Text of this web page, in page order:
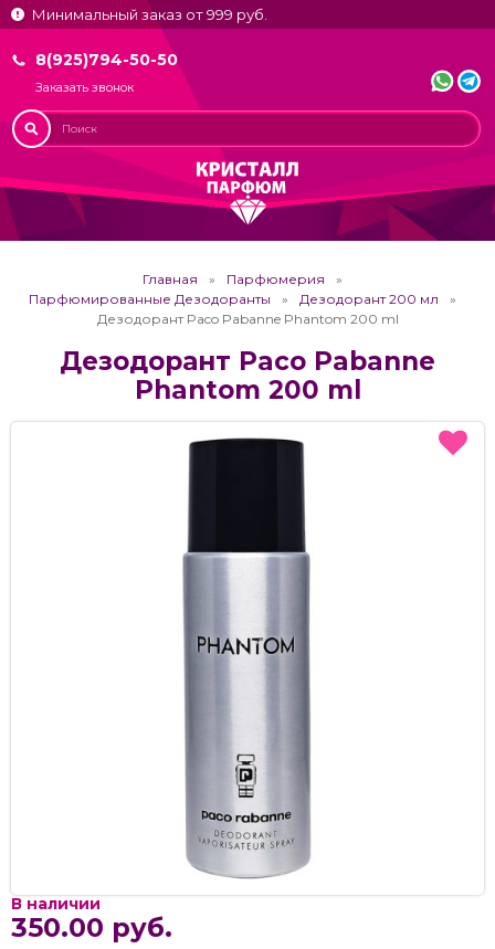
Минимальный заказ от 999 руб.
8(925)794-50-50
Заказать звонок
Главная
Парфюмерия
Парфюмированные Дезодоранты
Дезодорант 200 мл
Дезодорант Paco Pabanne Phantom 200 ml
Дезодорант Paco Pabanne
Phantom 200 ml
В наличии
350.00 руб.